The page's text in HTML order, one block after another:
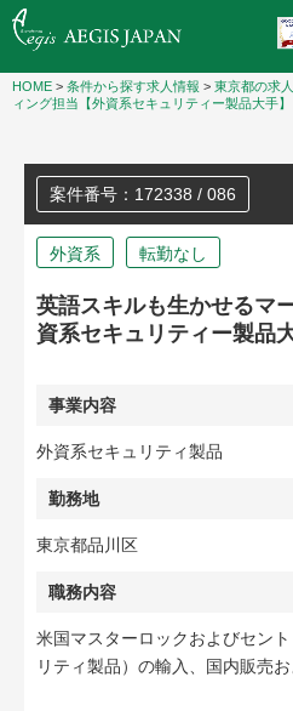
HOME > 条件から探す求人情報 > 東京都の求
ィング担当【外資系セキュリティー製品大手】
案件番号：172338 / 086
外資系 転勤なし
英語スキルも生かせるマ
資系セキュリティー製品大
事業内容
外資系セキュリティ製品
勤務地
東京都品川区
職務内容
米国マスターロックおよびセン
リティ製品）の輸入、国内販売